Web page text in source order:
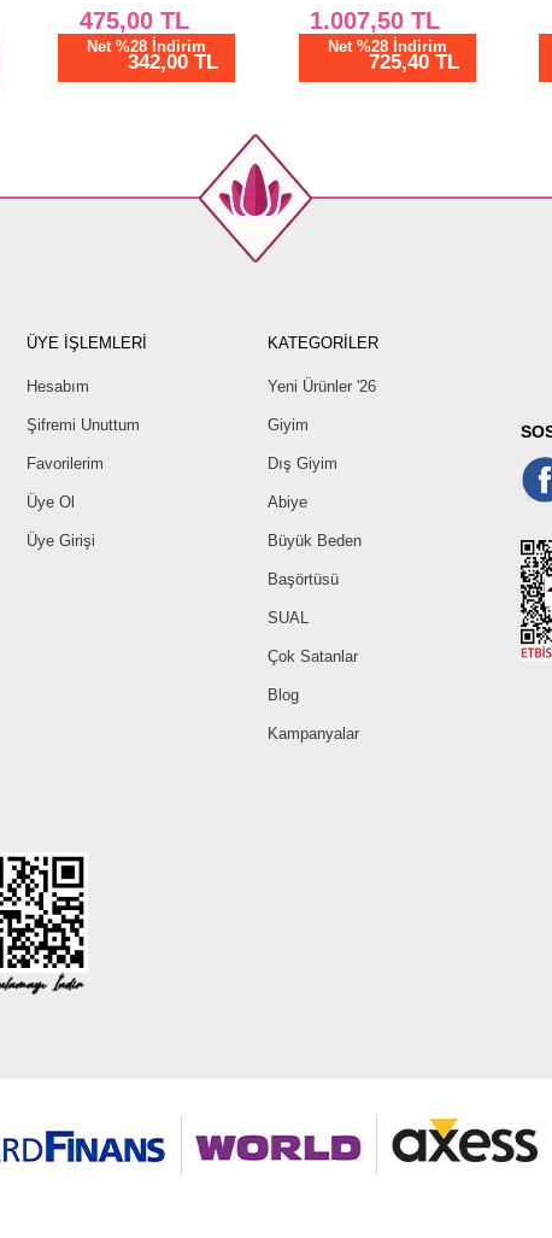
1.007,50TL
Net %28 İndirim
725,40 TL
475,00TL
Net %28 İndirim
342,00 TL
ÜYE İŞLEMLERİ
Hesabım
Şifremi Unuttum
Favorilerim
Üye Ol
Üye Girişi
KATEGORİLER
Yeni Ürünler '26
Giyim
Dış Giyim
Abiye
Büyük Beden
Başörtüsü
SUAL
Çok Satanlar
Blog
Kampanyalar